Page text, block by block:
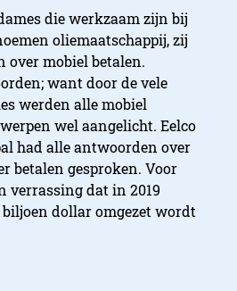
die werkzaam zijn bij
oliemaatschappij, zij
over mobiel betalen.
want door de vele
werden alle mobiel
wel aangelicht. Eelco
had alle antwoorden over
betalen gesproken. Voor
verrassing dat in 2019
biljoen dollar omgezet wordt